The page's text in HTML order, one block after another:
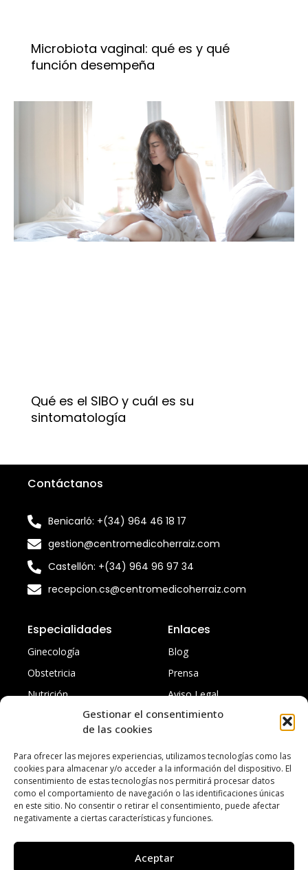
Gestionar el consentimiento
de las cookies
Para ofrecer las mejores experiencias, utilizamos tecnologías como las
cookies para almacenar y/o acceder a la información del dispositivo. El
consentimiento de estas tecnologías nos permitirá procesar datos
como el comportamiento de navegación o las identificaciones únicas
en este sitio. No consentir o retirar el consentimiento, puede afectar
negativamente a ciertas características y funciones.
Aceptar
Microbiota vaginal: qué es y qué
función desempeña
Qué es el SIBO y cuál es su
sintomatología
Contáctanos
Benicarló: +(34) 964 46 18 17
gestion@centromedicoherraiz.com
Castellón: +(34) 964 96 97 34
recepcion.cs@centromedicoherraiz.com
Especialidades
Ginecología
Obstetricia
Nutrición
Traumatología
Enlaces
Blog
Prensa
Aviso Legal
Política de privacidad